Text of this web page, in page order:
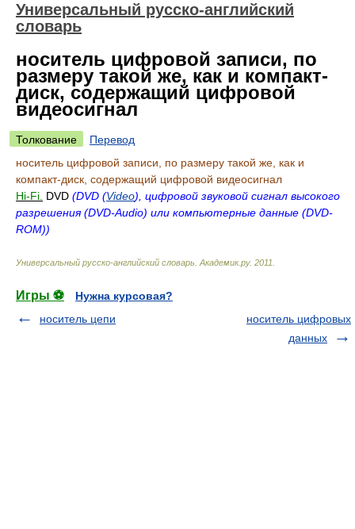
Универсальный русско-английский
словарь
носитель цифровой записи, по
размеру такой же, как и компакт-
диск, содержащий цифровой
видеосигнал
Толкование
Перевод
носитель цифровой записи, по размеру такой же, как и
компакт-диск, содержащий цифровой видеосигнал
Hi-Fi. DVD (DVD (Video), цифровой звуковой сигнал высокого
разрешения (DVD-Audio) или компьютерные данные (DVD-
ROM))
Универсальный русско-английский словарь Академик.ру. 2011
Игры ⚽
Нужна курсовая?
носитель цепи
носитель цифровых
данных